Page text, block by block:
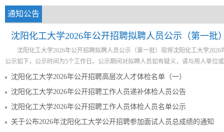
通知公告
沈阳化工大学2026年公开招聘拟聘人员公示（第一批
沈阳化工大学2026年公开招聘拟聘人员公示（第一批）现将沈阳化工大学
公示如下，公示时间为5个工作日。公示期间对拟聘人员如有疑义，请与用人单位
沈阳化工大学2026年公开招聘高层次人才体检名单（一）
沈阳化工大学2026年公开招聘工作人员递补体检人员公告
沈阳化工大学2026年公开招聘工作人员体检人员名单公示
关于公布2026年沈阳化工大学公开招聘参加面试人员总成绩的通知